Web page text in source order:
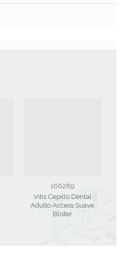
166289
Vitis Cepillo Dental
Adulto Access Suave
Blister